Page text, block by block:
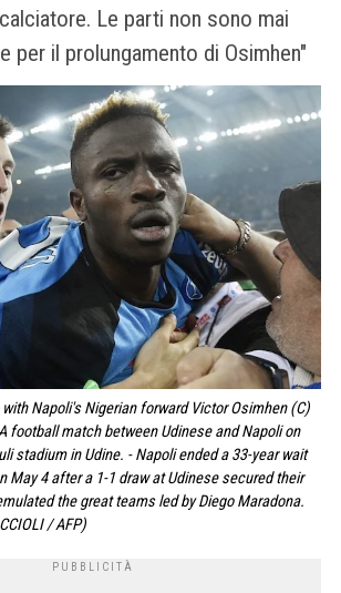
Le parti non sono mai
per il prolungamento di Osimhen"
Napoli's Nigerian forward Victor Osimhen (C)
football match between Udinese and Napoli on
stadium in Udine. - Napoli ended a 33-year wait
May 4 after a 1-1 draw at Udinese secured their
the great teams led by Diego Maradona.
/ AFP)